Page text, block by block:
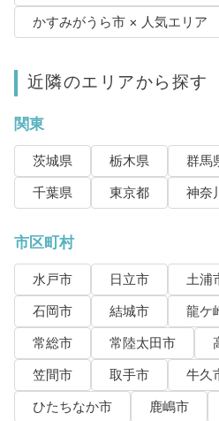
かすみがうら市 × 人気エリア
近隣のエリアから探す
関東
茨城県 栃木県 群馬
千葉県
東京都 神奈
市区町村
水戸市 日立市 土浦
石岡市
結城市 龍ケ
常総市
常陸太田市
笠間市
取手市 牛久
ひたちなか市
鹿嶋市